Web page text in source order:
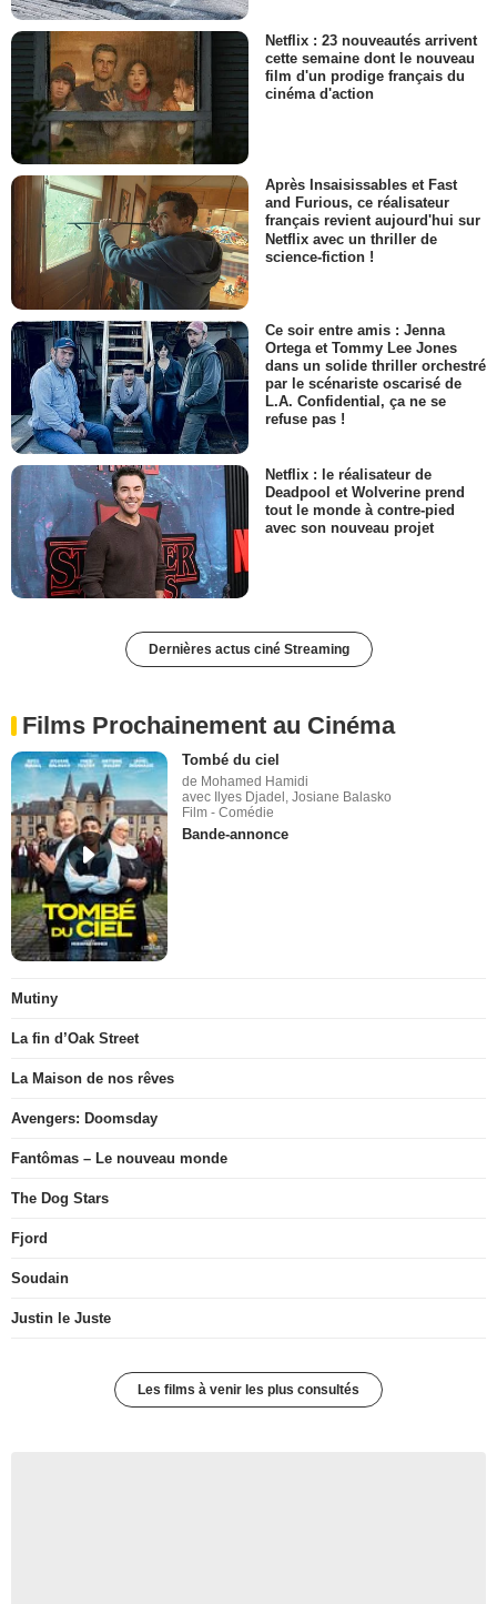
Netflix : 23 nouveautés arrivent
cette semaine dont le nouveau
film d'un prodige français du
cinéma d'action
Après Insaisissables et Fast
and Furious, ce réalisateur
français revient aujourd'hui sur
Netflix avec un thriller de
science-fiction !
Ce soir entre amis : Jenna
Ortega et Tommy Lee Jones
dans un solide thriller orchestré
par le scénariste oscarisé de
L.A. Confidential, ça ne se
refuse pas !
Netflix : le réalisateur de
Deadpool et Wolverine prend
tout le monde à contre-pied
avec son nouveau projet
Dernières actus ciné Streaming
Films Prochainement au Cinéma
Tombé du ciel
de Mohamed Hamidi
avec Ilyes Djadel, Josiane Balasko
Film - Comédie
Bande-annonce
Mutiny
La fin d’Oak Street
La Maison de nos rêves
Avengers: Doomsday
Fantômas – Le nouveau monde
The Dog Stars
Fjord
Soudain
Justin le Juste
Les films à venir les plus consultés